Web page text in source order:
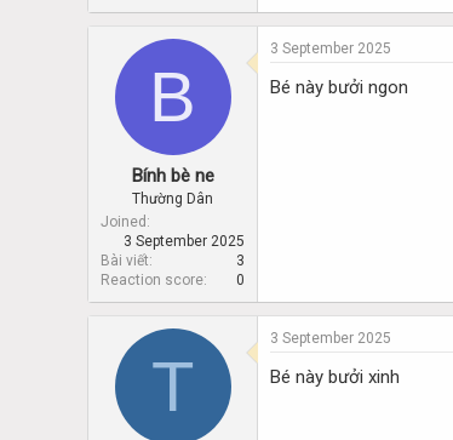
B
Bính bè ne
Thường Dân
Joined
3 September 2025
Bài viết
3
Reaction score
0
3 September 2025
Bé này bưởi ngon
T
3 September 2025
Bé này bưởi xinh